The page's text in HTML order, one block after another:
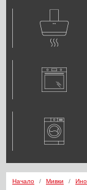
Начало Мивки